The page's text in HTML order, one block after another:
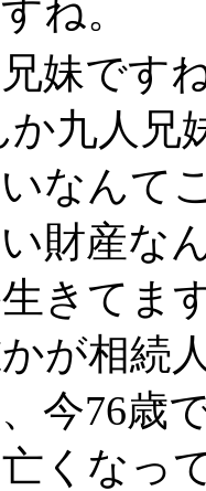
ね。
妹です
九人兄
なんて
財産な
きてま
が相続
今76歳
くなっ